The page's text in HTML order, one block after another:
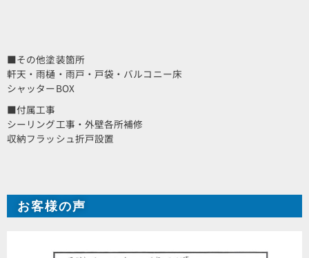
■その他塗装箇所
軒天・雨樋・雨戸・戸袋・バルコニー床
シャッターBOX
■付属工事
シーリング工事・外壁各所補修
収納フラッシュ折戸設置
お客様の声